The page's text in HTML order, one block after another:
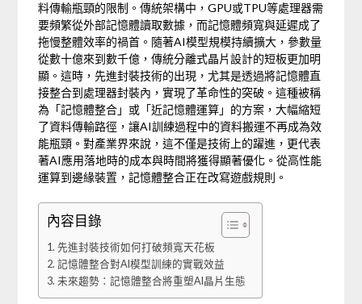
料傳輸瓶頸的限制。傳統架構中，GPU或TPU等處理器需
要頻繁從外部記憶體讀取數據，而記憶體頻寬與延遲成了
拖慢整體效率的禍首。隨著AI模型規模持續擴大，參數量
從數十億來到數千億，傳統分離式晶片設計的短板更加明
顯。這時，先進封裝技術的出現，尤其是透過將記憶體直
接整合到處理器封裝內，實現了革命性的突破。這種被稱
為「記憶體整合」或「近記憶體運算」的方案，大幅縮短
了資料傳輸路徑，讓AI訓練過程中的資料搬運不再成為效
能瓶頸。對產業界來說，這不僅是技術上的躍進，更代表
著AI應用落地時的成本與時間將獲得顯著優化。從高性能
運算到邊緣裝置，記憶體整合正在改寫遊戲規則。
內容目錄
先進封裝技術如何打破頻寬天花板
記憶體整合對AI模型訓練的實戰效益
未來趨勢：記憶體整合將重塑AI晶片生態